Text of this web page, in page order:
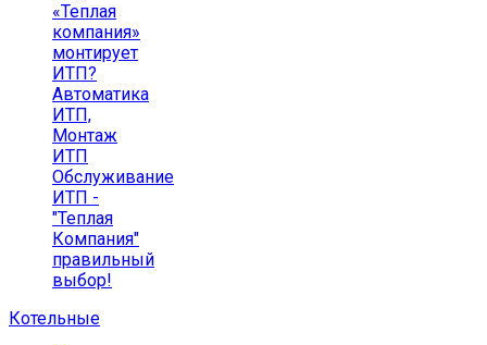
«Теплая
компания»
монтирует
ИТП?
Автоматика
ИТП,
Монтаж
ИТП
Обслуживание
ИТП -
"Теплая
Компания"
правильный
выбор!
Котельные